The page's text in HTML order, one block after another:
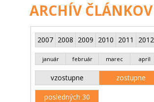
ARCHÍV ČLÁNKOV
2007 2008 2009 2010 2011 2012
január február marec apríl
vzostupne zostupne
posledných 30